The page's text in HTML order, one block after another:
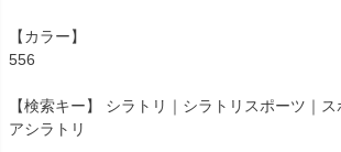
【カラー】
556
【検索キー】 シラトリ｜シラトリスポーツ｜
アシラトリ